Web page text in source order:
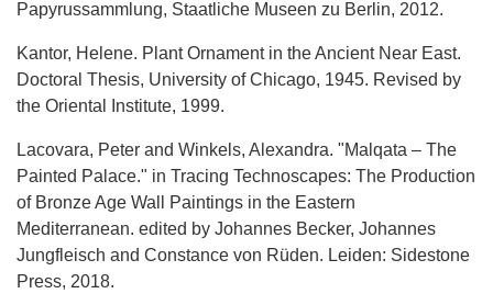
Papyrussammlung, Staatliche Museen zu Berlin, 2012.
Kantor, Helene. Plant Ornament in the Ancient Near East.
Doctoral Thesis, University of Chicago, 1945. Revised by
the Oriental Institute, 1999.
Lacovara, Peter and Winkels, Alexandra. "Malqata – The
Painted Palace." in Tracing Technoscapes: The Production
of Bronze Age Wall Paintings in the Eastern
Mediterranean. edited by Johannes Becker, Johannes
Jungfleisch and Constance von Rüden. Leiden: Sidestone
Press, 2018.